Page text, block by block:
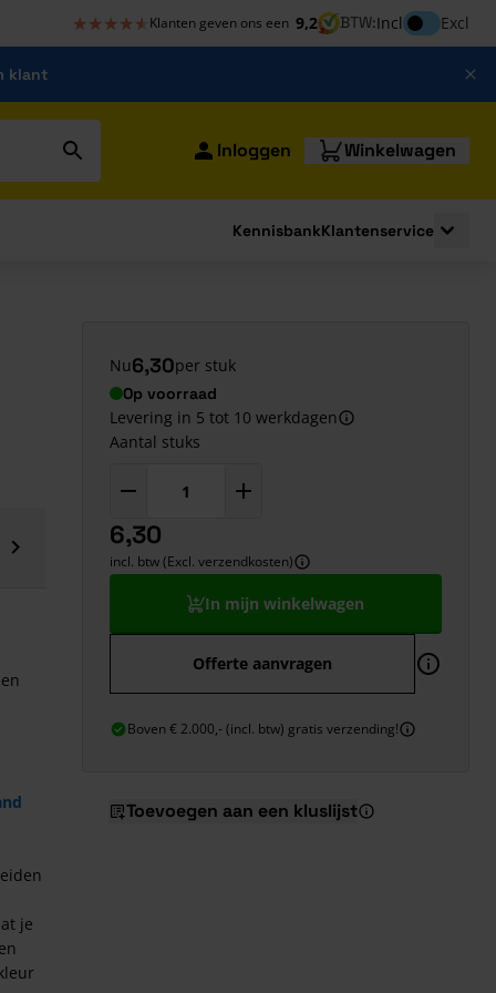
★★★★★
★★★★★ Klanten geven ons een 9,2 BTW:InclInclusief btw
Excl
klant
Inloggen Winkelwagen
KennisbankKlantenservice
je
Nu6,30per stuk
Op voorraad
Levering in 5 tot 10 werkdagen
Aantal stuks
6,30
incl. btw (Excl. verzendkosten)
In mijn winkelwagen
Offerte aanvragen
Boven € 2.000,- (incl. btw) gratis verzending!
Toevoegen aan een kluslijst